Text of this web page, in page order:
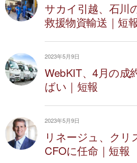
サカイ引越、石川
救援物資輸送｜短
2023年5月9日
WebKIT、4月の成
ばい｜短報
2023年5月9日
リネージュ、クリ
CFOに任命｜短報